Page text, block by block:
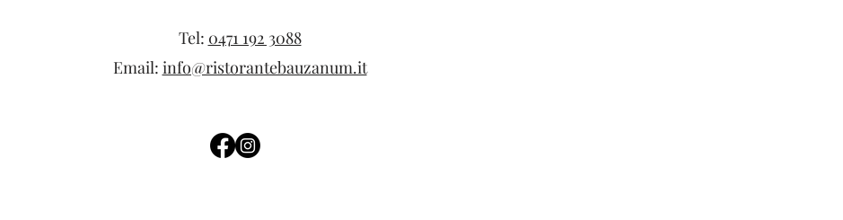
Tel: 0471 192 3088
Email: info@ristorantebauzanum.it